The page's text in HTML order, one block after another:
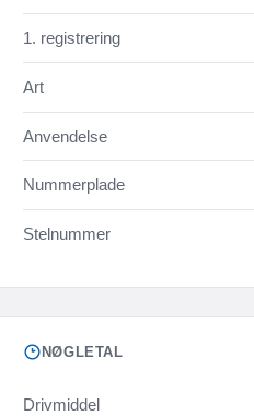
1. registrering
Art
Anvendelse
Nummerplade
Stelnummer
NØGLETAL
Drivmiddel